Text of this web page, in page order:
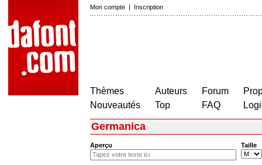
Mon compte | Inscription
Thèmes
Nouveautés
Auteurs
Top
Forum
FAQ
Germanica
Aperçu Taille